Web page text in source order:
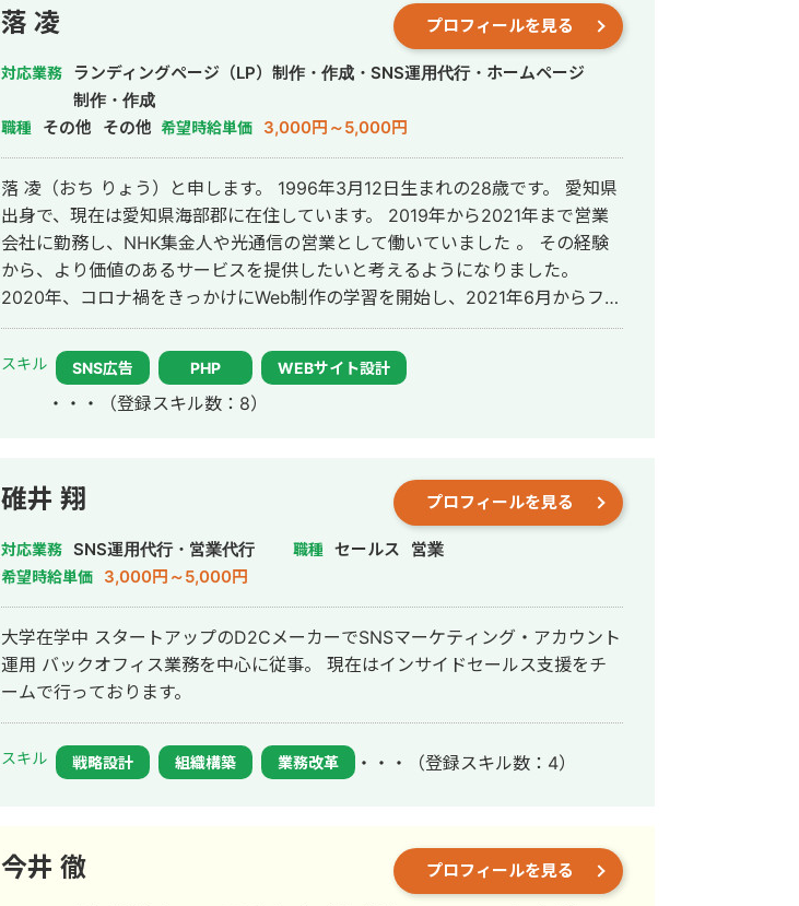
にて、ROAS350%など、好調な事例が複数あり。 ・StockSun営業代行サービ
ス「カリトルくん」、StockSunサロンの広告運用を担当。 ・ベンチャー企業~
大手企業のWebマーケティング支援に携わり、Web広告運用、LP制作を担当。
費用対効果を1.5〜2倍に改善するなど多数。 #SEO ・インターン先にて自社サ
イトのSEO対策を1人で担当し、月間アクセス数を約7倍(3,000→約22,000)、
KW「商標名+評判」で1位、「転職エージェント おすすめ」で10位以内を獲
得。 #YouTube ・法人向けYouTubeチャンネル運営に立ち上げ時から携わり、
チャンネル登録者数4,000人、月間商談獲得10〜15件達成。 →企画、台本作
成、撮影、編集、分析全て担当。 ■ 主な経験業界 ・買取サービス ・不用品回
収 ・人材紹介：toC/toBいずれも経験あり ・営業代行 ・SaaS ・広告代理店
落 凌 プロフィールを見る
対応業務
ランディングページ（LP）制作・作成・SNS運用代行・ホームページ
制作・作成
職種 その他 その他 希望時給単価 3,000円～5,000円
落 凌（おち りょう）と申します。 1996年3月12日生まれの28歳です。 愛知県
出身で、現在は愛知県海部郡に在住しています。 2019年から2021年まで営業
会社に勤務し、NHK集金人や光通信の営業として働いていました 。 その経験
から、より価値のあるサービスを提供したいと考えるようになりました。
2020年、コロナ禍をきっかけにWeb制作の学習を開始し、2021年6月からフリ
ーランスとして活動を始めています。 【サービス内容】 ・スレッズ(Threads)
運用代行 ・デザイナー向けのコーディング ・Lステップマーケティング 【実
績】 ・スレッズ運用代行 初日で2万近くのインプレッション 5日で4.5万イン
プレッション 開始9日間で10件の新規ご予約 1週間で150人フォロワー増加 ・
Youtubeで受験生向けのオンライン講座を販売 Lステップ導入後申し込み2倍と
売上2倍増加に貢献
スキル SNS広告 PHP WEBサイト設計
・・・ （登録スキル数：8）
碓井 翔 プロフィールを見る
対応業務 SNS運用代行・営業代行 職種 セールス 営業
希望時給単価 3,000円～5,000円
大学在学中 スタートアップのD2CメーカーでSNSマーケティング・アカウント
運用 バックオフィス業務を中心に従事。 現在はインサイドセールス支援をチ
ームで行っております。
スキル 戦略設計 組織構築 業務改革 ・・・ （登録スキル数：4）
今井 徹 プロフィールを見る